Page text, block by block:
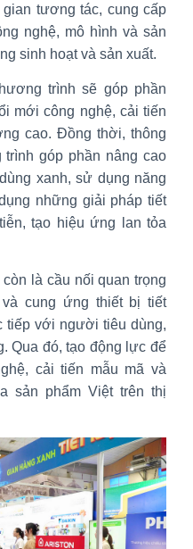
tương tác, cung cấp
nghệ, mô hình và sản
sinh hoạt và sản xuất.
trình sẽ góp phần
mới công nghệ, cải tiến
cao. Đồng thời, thông
góp phần nâng cao
xanh, sử dụng năng
những giải pháp tiết
tạo hiệu ứng lan tỏa
là cầu nối quan trọng
cung ứng thiết bị tiết
tiếp với người tiêu dùng,
Qua đó, tạo động lực để
cải tiến mẫu mã và
sản phẩm Việt trên thị